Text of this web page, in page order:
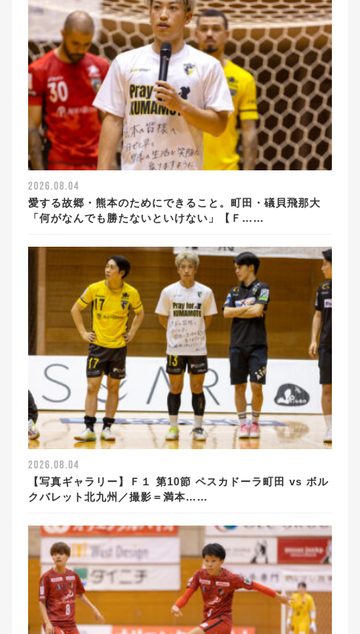
2026.08.04
愛する故郷・熊本のためにできること。町田・礒貝飛那大
「何がなんでも勝たないといけない」【Ｆ……
2026.08.04
【写真ギャラリー】Ｆ１ 第10節 ペスカドーラ町田 vs ボル
クバレット北九州／撮影＝満本……